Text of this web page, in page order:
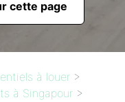
cette page
à louer >
à Singapour >